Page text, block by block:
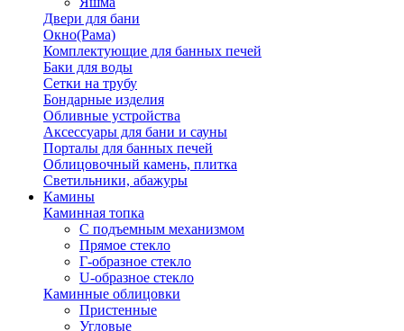
Двери для бани
Окно(Рама)
Комплектующие для банных печей
Баки для воды
Сетки на трубу
Бондарные изделия
Обливные устройства
Аксессуары для бани и сауны
Порталы для банных печей
Облицовочный камень, плитка
Светильники, абажуры
Камины
Каминная топка
С подъемным механизмом
Прямое стекло
Г-образное стекло
U-образное стекло
Каминные облицовки
Пристенные
Угловые